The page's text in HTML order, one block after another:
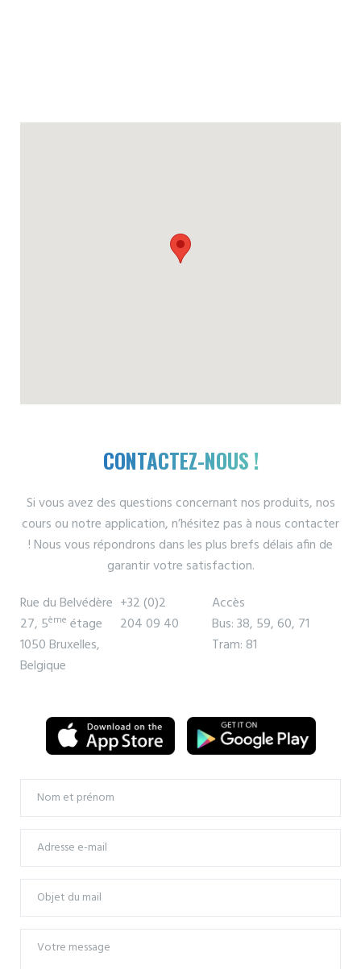
CONTACTEZ-NOUS !
Si vous avez des questions concernant nos produits, nos
cours ou notre application, n’hésitez pas à nous contacter
! Nous vous répondrons dans les plus brefs délais afin de
garantir votre satisfaction.
Rue du Belvédère
27, 5ème étage
1050 Bruxelles,
Belgique
+32 (0)2
204 09 40
Accès
Bus: 38, 59, 60, 71
Tram: 81